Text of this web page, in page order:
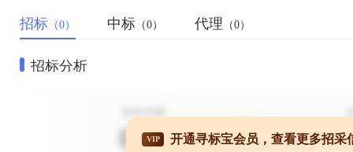
招标 （0） 中标 （0） 代理 （0）
招标分析
VIP 开通寻标宝会员，查看更多招采